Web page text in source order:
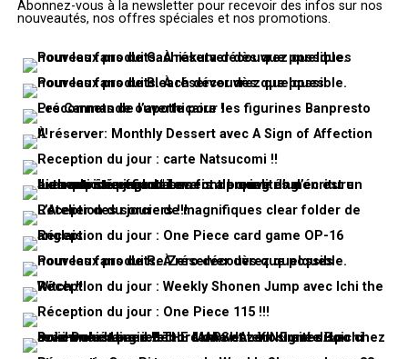
Abonnez-vous à la newsletter pour recevoir des infos sur nos
nouveautés, nos offres spéciales et nos promotions.